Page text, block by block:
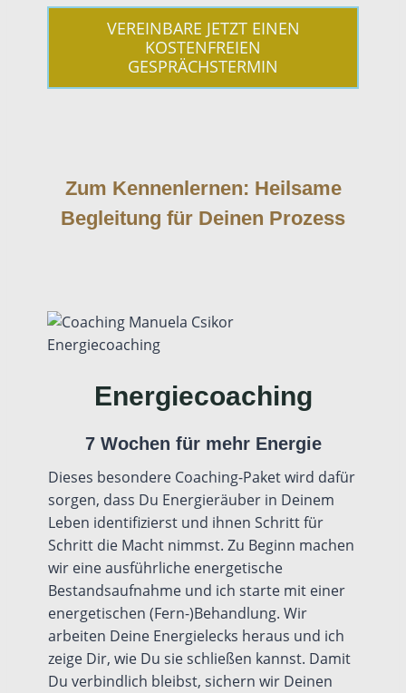
VEREINBARE JETZT EINEN
KOSTENFREIEN
GESPRÄCHSTERMIN
Zum Kennenlernen: Heilsame
Begleitung für Deinen Prozess
Energiecoaching
7 Wochen für mehr Energie
Dieses besondere Coaching-Paket wird dafür
sorgen, dass Du Energieräuber in Deinem
Leben identifizierst und ihnen Schritt für
Schritt die Macht nimmst. Zu Beginn machen
wir eine ausführliche energetische
Bestandsaufnahme und ich starte mit einer
energetischen (Fern-)Behandlung. Wir
arbeiten Deine Energielecks heraus und ich
zeige Dir, wie Du sie schließen kannst. Damit
Du verbindlich bleibst, sichern wir Deinen